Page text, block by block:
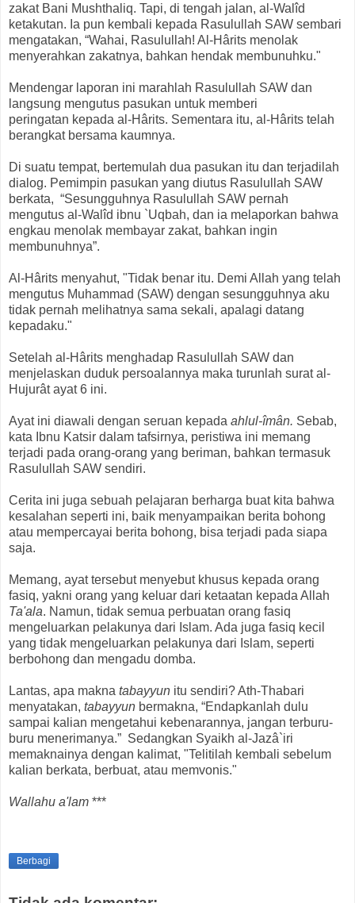
zakat Bani Mushthaliq. Tapi, di tengah jalan, al-Walîd
ketakutan. Ia pun kembali kepada Rasulullah SAW sembari
mengatakan, “Wahai, Rasulullah! Al-Hârits menolak
menyerahkan zakatnya, bahkan hendak membunuhku."
Mendengar laporan ini marahlah Rasulullah SAW dan
langsung mengutus pasukan untuk memberi
peringatan kepada al-Hârits. Sementara itu, al-Hârits telah
berangkat bersama kaumnya.
Di suatu tempat, bertemulah dua pasukan itu dan terjadilah
dialog. Pemimpin pasukan yang diutus Rasulullah SAW
berkata, “Sesungguhnya Rasulullah SAW pernah
mengutus al-Walîd ibnu `Uqbah, dan ia melaporkan bahwa
engkau menolak membayar zakat, bahkan ingin
membunuhnya”.
Al-Hârits menyahut, "Tidak benar itu. Demi Allah yang telah
mengutus Muhammad (SAW) dengan sesungguhnya aku
tidak pernah melihatnya sama sekali, apalagi datang
kepadaku."
Setelah al-Hârits menghadap Rasulullah SAW dan
menjelaskan duduk persoalannya maka turunlah surat al-
Hujurât ayat 6 ini.
Ayat ini diawali dengan seruan kepada ahlul-îmân. Sebab,
kata Ibnu Katsir dalam tafsirnya, peristiwa ini memang
terjadi pada orang-orang yang beriman, bahkan termasuk
Rasulullah SAW sendiri.
Cerita ini juga sebuah pelajaran berharga buat kita bahwa
kesalahan seperti ini, baik menyampaikan berita bohong
atau mempercayai berita bohong, bisa terjadi pada siapa
saja.
Memang, ayat tersebut menyebut khusus kepada orang
fasiq, yakni orang yang keluar dari ketaatan kepada Allah
Ta'ala. Namun, tidak semua perbuatan orang fasiq
mengeluarkan pelakunya dari Islam. Ada juga fasiq kecil
yang tidak mengeluarkan pelakunya dari Islam, seperti
berbohong dan mengadu domba.
Lantas, apa makna tabayyun itu sendiri? Ath-Thabari
menyatakan, tabayyun bermakna, “Endapkanlah dulu
sampai kalian mengetahui kebenarannya, jangan terburu-
buru menerimanya.” Sedangkan Syaikh al-Jazâ`iri
memaknainya dengan kalimat, "Telitilah kembali sebelum
kalian berkata, berbuat, atau memvonis."
Wallahu a'lam ***
Berbagi